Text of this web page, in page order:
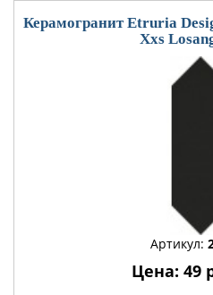
Керамогранит Etruria
Xxs
Артикул:
Цена: 49